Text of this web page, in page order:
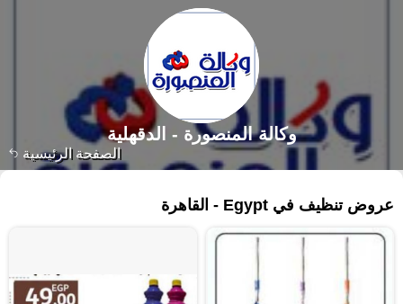
الصفحة الرئيسية
وكالة المنصورة - الدقهلية‎
عروض تنظيف في Egypt - القاهرة